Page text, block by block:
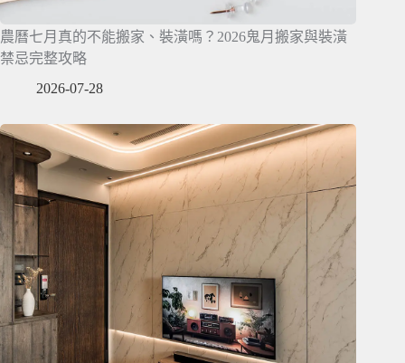
農曆七月真的不能搬家、裝潢嗎？2026鬼月搬家與裝潢
禁忌完整攻略
2026-07-28